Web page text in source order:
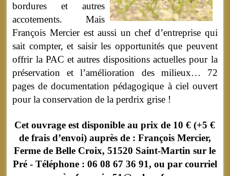
bordures et autres
accotements. Mais
François Mercier est aussi un chef d’entreprise qui
sait compter, et saisir les opportunités que peuvent
offrir la PAC et autres dispositions actuelles pour la
préservation et l’amélioration des milieux… 72
pages de documentation pédagogique à ciel ouvert
pour la conservation de la perdrix grise !
Cet ouvrage est disponible au prix de 10 € (+5 €
de frais d’envoi) auprès de : François Mercier,
Ferme de Belle Croix, 51520 Saint-Martin sur le
Pré - Téléphone: 06 08 67 36 91, ou par courriel